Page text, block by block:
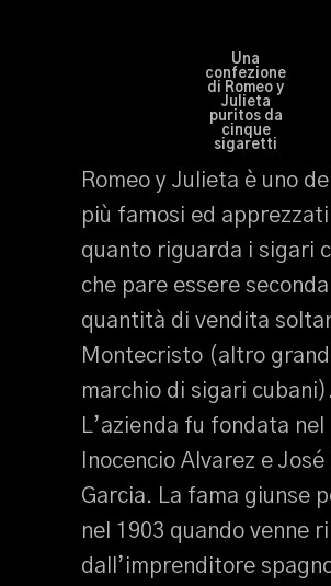
Una
confezione
di Romeo y
Julieta
puritos da
cinque
sigaretti
Romeo y Julieta è uno
più famosi ed
quanto riguarda i sigari
che pare essere
quantità di vendita
Montecristo (altro
marchio di sigari
L’azienda fu fondata nel
Inocencio Alvarez e
Garcia. La fama giunse
nel 1903 quando venne
dall’imprenditore